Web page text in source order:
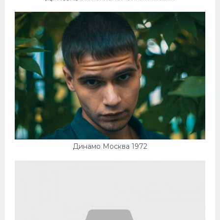
Динамо Москва 1972